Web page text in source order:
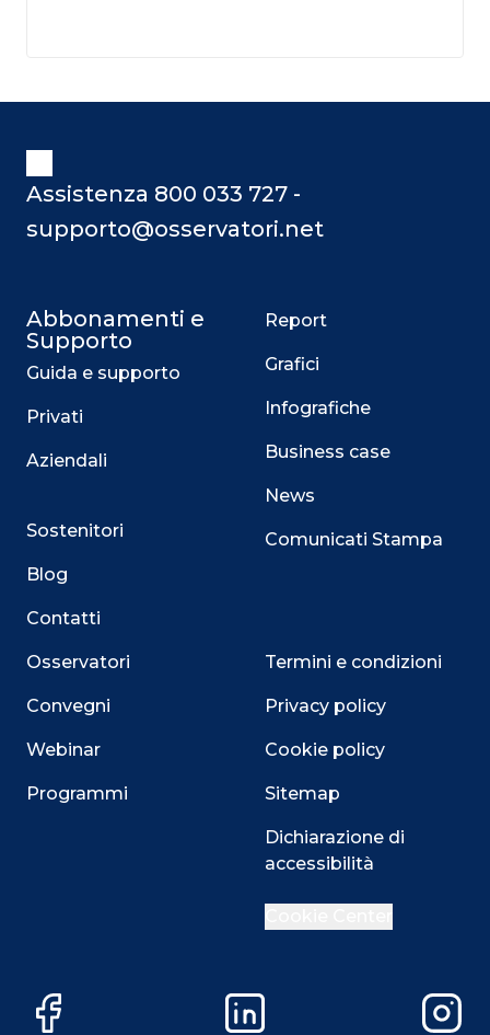
Assistenza 800 033 727 -
supporto@osservatori.net
Abbonamenti e
Supporto
Guida e supporto
Privati
Aziendali
Sostenitori
Blog
Contatti
Osservatori
Convegni
Webinar
Programmi
Report
Grafici
Infografiche
Business case
News
Comunicati Stampa
Termini e condizioni
Privacy policy
Cookie policy
Sitemap
Dichiarazione di
accessibilità
Facebook LinkedIn
Su questo sito web utilizziamo cookie tecnici necessari